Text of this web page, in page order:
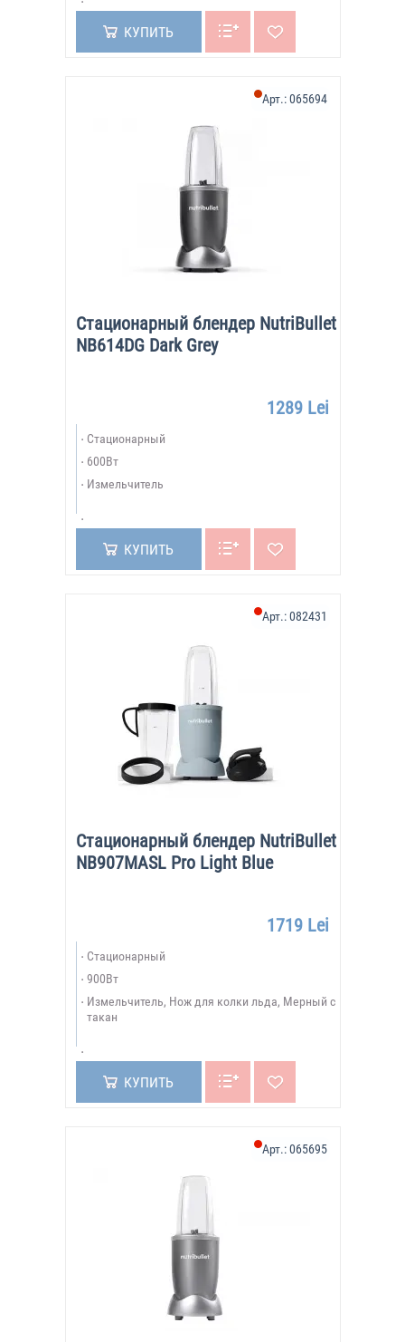
КУПИТЬ
Стационарный блендер NutriBullet
NB614DG Dark Grey
Арт.:065694
1289 Lei
Стационарный
600Вт
Измельчитель
КУПИТЬ
Стационарный блендер NutriBullet
NB907MASL Pro Light Blue
Арт.:082431
1719 Lei
Стационарный
900Вт
Измельчитель, Нож для колки льда, Мерный с
такан
КУПИТЬ
Арт.:065695